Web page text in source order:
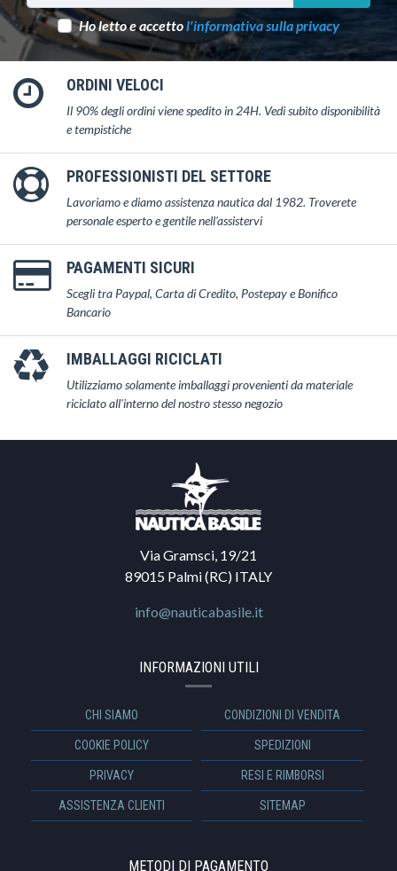
Ho letto e accettol'informativa sulla privacy
ORDINI VELOCI
Il 90% degli ordini viene spedito in 24H. Vedi subito disponibilità
e tempistiche
PROFESSIONISTI DEL SETTORE
Lavoriamo e diamo assistenza nautica dal 1982. Troverete
personale esperto e gentile nell'assistervi
PAGAMENTI SICURI
Scegli tra Paypal, Carta di Credito, Postepay e Bonifico
Bancario
IMBALLAGGI RICICLATI
Utilizziamo solamente imballaggi provenienti da materiale
riciclato all'interno del nostro stesso negozio
Via Gramsci, 19/21
89015 Palmi (RC) ITALY
info@nauticabasile.it
INFORMAZIONI UTILI
CHI SIAMO CONDIZIONI DI VENDITA
COOKIE POLICY SPEDIZIONI
PRIVACY RESI E RIMBORSI
ASSISTENZA CLIENTI SITEMAP
METODI DI PAGAMENTO